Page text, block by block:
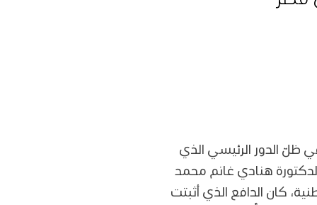
ظلّ الدور الرئيسي الذي
هنادي غانم محمد
كان الدافع الذي أثبتت